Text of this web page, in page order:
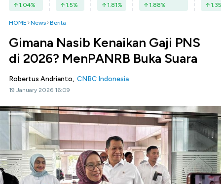
1.04% 1.5% 1.81% 1.88% 1.35
HOME News Berita
Gimana Nasib Kenaikan Gaji PNS
di 2026? MenPANRB Buka Suara
Robertus Andrianto, CNBC Indonesia
19 January 2026 16:09